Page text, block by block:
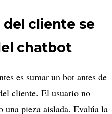
del cliente se
chatbot
es sumar un bot antes de
cliente. El usuario no
una pieza aislada. Evalúa la